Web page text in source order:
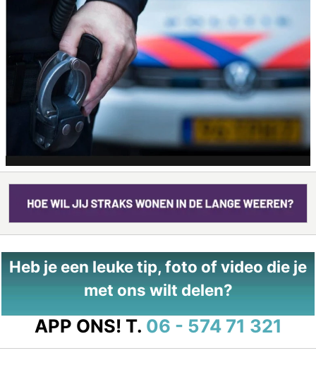
Heb je een leuke tip, foto of video die je
met ons wilt delen?
APP ONS! T. 06 - 574 71 321